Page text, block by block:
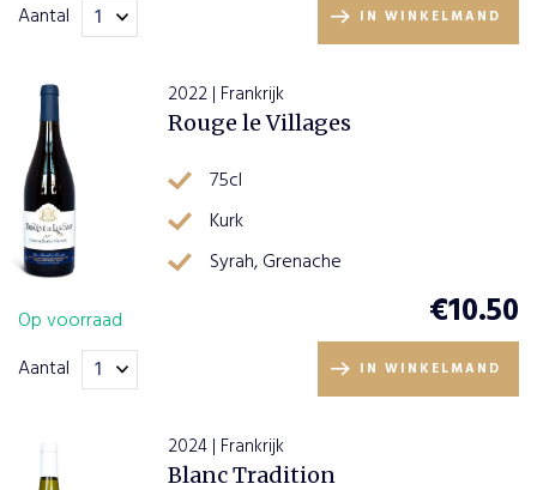
Aantal IN WINKELMAND
2022 | Frankrijk
Rouge le Villages
75cl
Kurk
Syrah, Grenache
Op voorraad
€10.50
Aantal IN WINKELMAND
2024 | Frankrijk
Blanc Tradition